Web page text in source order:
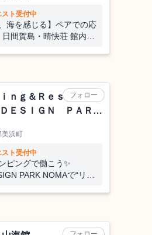
ト受付中
海を感じる】ペアでの応
間賀島・晴快荘 館内全
フォロー
ｎｇ＆Ｒｅｓｏｒｔ
ＥＳＩＧＮ ＰＡＲ
美浜町
ト受付中
ピングで働こう✨
PARK NOMAで“リゾ